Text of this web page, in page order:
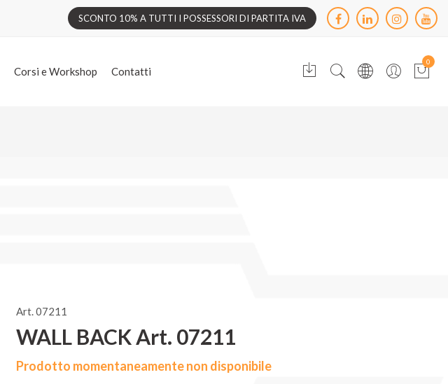
SCONTO 10% A TUTTI I POSSESSORI DI PARTITA IVA
Corsi e Workshop Contatti
0
Art. 07211
WALL BACK Art. 07211
Prodotto momentaneamente non disponibile